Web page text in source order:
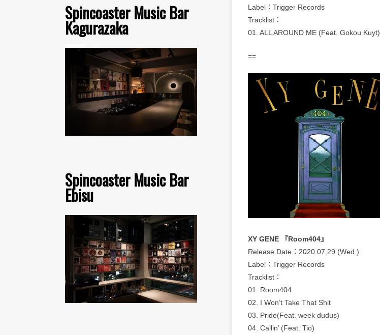
Spincoaster Music Bar
Kagurazaka
Spincoaster Music Bar
Ebisu
Label：Trigger Records
Tracklist：
01. ALL AROUND ME (Feat. Gokou Kuyt)
==
XY GENE 『Room404』
Release Date：2020.07.29 (Wed.)
Label：Trigger Records
Tracklist：
01. Room404
02. I Won’t Take That Shit
03. Pride(Feat. week dudus)
04. Callin’ (Feat. Tio)